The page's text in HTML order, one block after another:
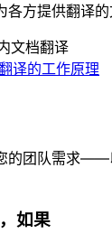
方提供翻译的
文档翻译
译的工作原理
的团队需求——
如果